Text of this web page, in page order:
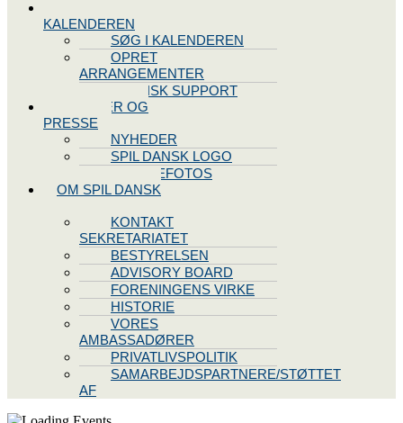
KALENDEREN
SØG I KALENDEREN
OPRET
ARRANGEMENTER
TEKNISK SUPPORT
NYHEDER OG
PRESSE
NYHEDER
SPIL DANSK LOGO
PRESSEFOTOS
OM SPIL DANSK
KONTAKT
SEKRETARIATET
BESTYRELSEN
ADVISORY BOARD
FORENINGENS VIRKE
HISTORIE
VORES
AMBASSADØRER
PRIVATLIVSPOLITIK
SAMARBEJDSPARTNERE/STØTTET
AF